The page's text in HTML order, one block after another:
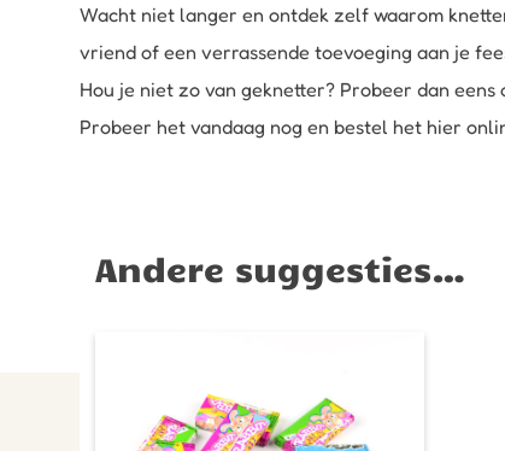
Wacht niet langer en ontdek zelf waarom
vriend of een verrassende toevoeging aan je
Hou je niet zo van geknetter? Probeer dan eens
Probeer het vandaag nog en bestel het hier
Andere suggesties…